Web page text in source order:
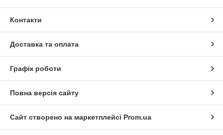
Контакти
Доставка та оплата
Графік роботи
Повна версія сайту
Сайт створено на маркетплейсі Prom.ua